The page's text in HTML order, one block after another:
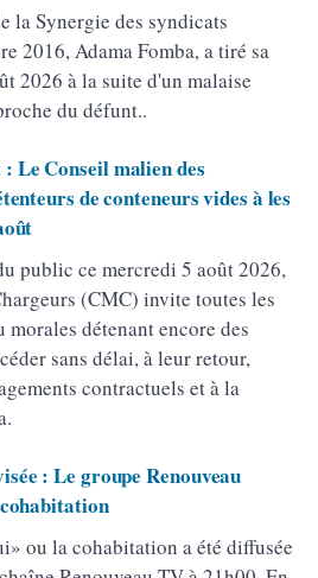
la Synergie des syndicats
2016, Adama Fomba, a tiré sa
2026 à la suite d'un malaise
du défunt..
Le Conseil malien des
de conteneurs vides à les
public ce mercredi 5 août 2026,
(CMC) invite toutes les
morales détenant encore des
sans délai, à leur retour,
contractuels et à la
: Le groupe Renouveau
ou la cohabitation a été diffusée